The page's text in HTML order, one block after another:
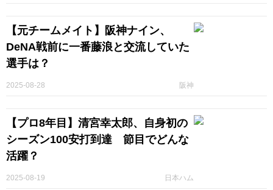
【元チームメイト】阪神ナイン、
DeNA戦前に一番藤浪と交流していた
選手は？
阪神
2025-08-28
【プロ8年目】清宮幸太郎、自身初の
シーズン100安打到達 節目でどんな
活躍？
日本ハム
2025-08-19